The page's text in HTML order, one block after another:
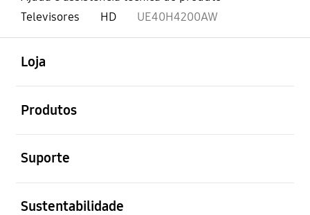
Televisores
HD UE40H4200AW
Loja
Produtos
Suporte
Sustentabilidade